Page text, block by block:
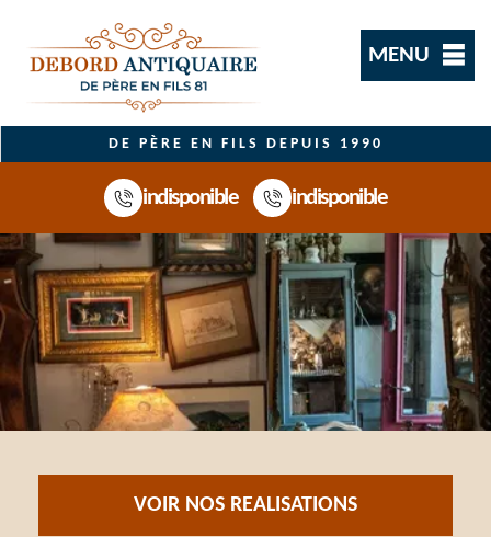
MENU
DE PÈRE EN FILS DEPUIS 1990
indisponible indisponible
VOIR NOS REALISATIONS